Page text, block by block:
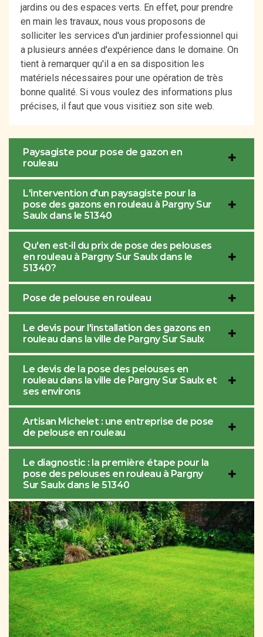
jardins ou des espaces verts. En effet, pour prendre
en main les travaux, nous vous proposons de
solliciter les services d'un jardinier professionnel qui
a plusieurs années d'expérience dans le domaine. On
tient à remarquer qu'il a en sa disposition les
matériels nécessaires pour une opération de très
bonne qualité. Si vous voulez des informations plus
précises, il faut que vous visitiez son site web.
Paysagiste pour pose de gazon en
rouleau
L'intervention d'un paysagiste pour la
pose des gazons en rouleau à Pargny Sur
Saulx dans le 51340
Qu'en est-il du prix de pose des pelouses
en rouleau à Pargny Sur Saulx dans le
51340?
Pose de pelouse en rouleau
Le devis pour l'installation des gazons en
rouleau dans la ville de Pargny Sur Saulx
Le devis de la pose des pelouses en
rouleau dans la ville de Pargny Sur Saulx et
ses environs
Artisan Michelet : une entreprise de pose
de pelouse en rouleau
Le diagnostic : la première étape pour la
pose des pelouses en rouleau à Pargny
Sur Saulx dans le 51340